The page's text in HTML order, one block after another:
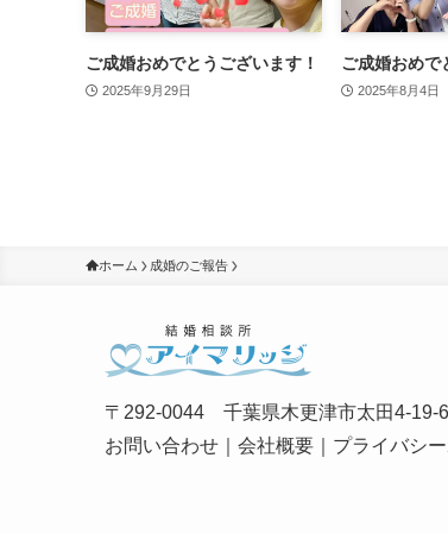
ご成婚おめでとうございます！
2025年9月29日
ご成婚おめで
2025年8月4日
ホーム 成婚のご報告
〒292-0044 千葉県木更津市太田4-
お問い合わせ
会社概要 プライバシ